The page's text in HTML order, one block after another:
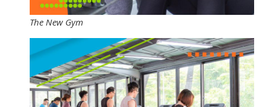
The New Gym